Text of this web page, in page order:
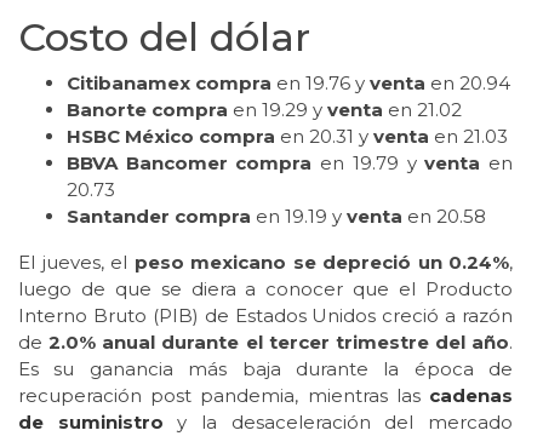
Costo del dólar
Citibanamex compra en 19.76 y venta en 20.94
Banorte compra en 19.29 y venta en 21.02
HSBC México compra en 20.31 y venta en 21.03
BBVA Bancomer compra en 19.79 yventa en
20.73
Santander compra en 19.19 y venta en 20.58
El jueves, el peso mexicano se depreció un 0.24%,
luego de que se diera a conocer que el Producto
Interno Bruto (PIB) de Estados Unidos creció a razón
de2.0% anual durante el tercer trimestre del año.
Es su ganancia más baja durante la época de
recuperación post pandemia, mientras las cadenas
de suministro y la desaceleración del mercado